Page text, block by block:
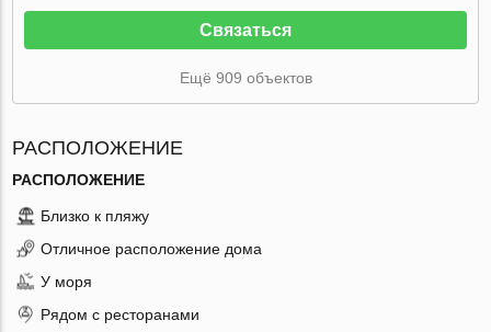
Связаться
Ещё 909 объектов
РАСПОЛОЖЕНИЕ
РАСПОЛОЖЕНИЕ
Близко к пляжу
Отличное расположение дома
У моря
Рядом с ресторанами